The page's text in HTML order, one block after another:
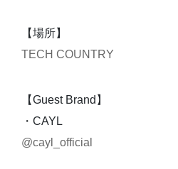
【場所】
TECH COUNTRY
【Guest Brand】
・CAYL
@cayl_official